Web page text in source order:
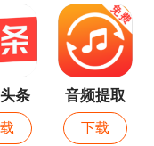
在线直接通过快
网点，能帮助用
种功能于一体非
断更新的
询，支持快递单
条
音频提取
宝
下载